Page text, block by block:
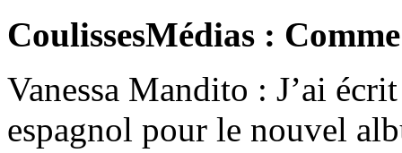
CoulissesMédias :
Vanessa Mandito : J’ai
espagnol pour le nouvel